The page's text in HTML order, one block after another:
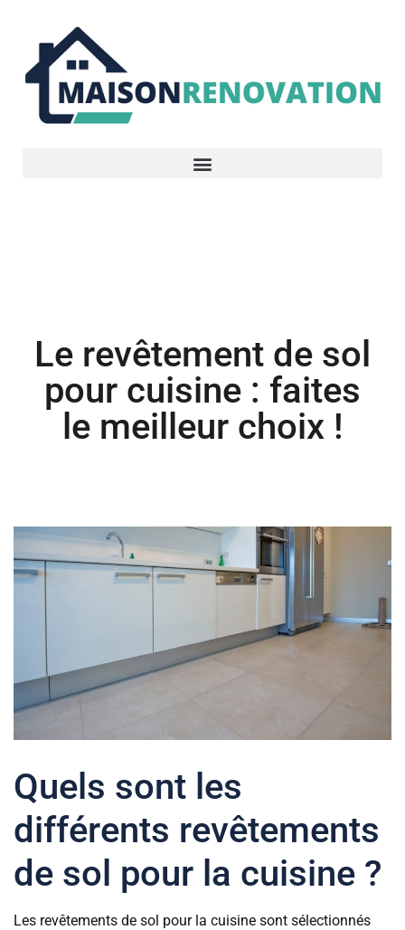
Le revêtement de sol
pour cuisine : faites
le meilleur choix !
Quels sont les
différents revêtements
de sol pour la cuisine ?
Les revêtements de sol pour la cuisine sont sélectionnés